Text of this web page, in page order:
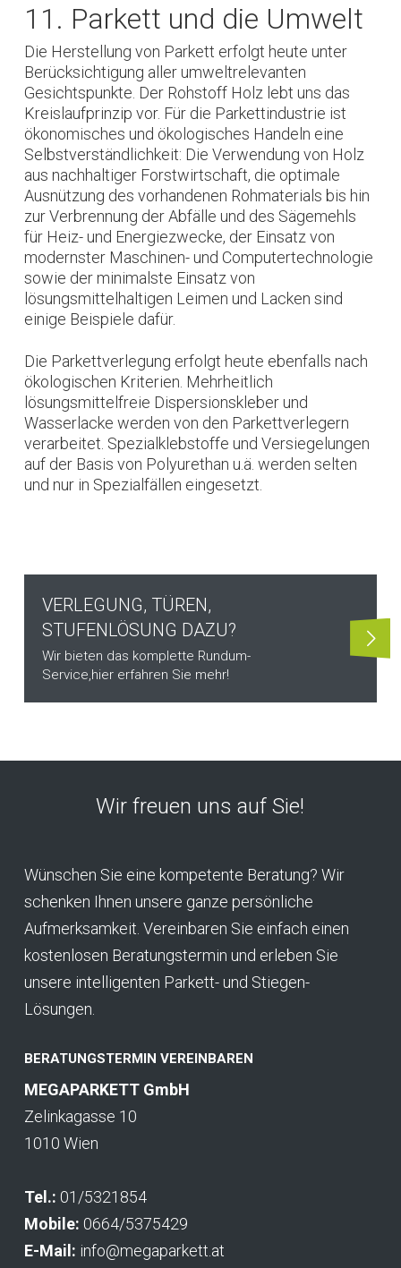
11. Parkett und die Umwelt
Die Herstellung von Parkett erfolgt heute unter
Berücksichtigung aller umweltrelevanten
Gesichtspunkte. Der Rohstoff Holz lebt uns das
Kreislaufprinzip vor. Für die Parkettindustrie ist
ökonomisches und ökologisches Handeln eine
Selbstverständlichkeit: Die Verwendung von Holz
aus nachhaltiger Forstwirtschaft, die optimale
Ausnützung des vorhandenen Rohmaterials bis hin
zur Verbrennung der Abfälle und des Sägemehls
für Heiz- und Energiezwecke, der Einsatz von
modernster Maschinen- und Computertechnologie
sowie der minimalste Einsatz von
lösungsmittelhaltigen Leimen und Lacken sind
einige Beispiele dafür.
Die Parkettverlegung erfolgt heute ebenfalls nach
ökologischen Kriterien. Mehrheitlich
lösungsmittelfreie Dispersionskleber und
Wasserlacke werden von den Parkettverlegern
verarbeitet. Spezialklebstoffe und Versiegelungen
auf der Basis von Polyurethan u.ä. werden selten
und nur in Spezialfällen eingesetzt.
VERLEGUNG, TÜREN,
STUFENLÖSUNG DAZU?
Wir bieten das komplette Rundum-
Service,hier erfahren Sie mehr!
Wir freuen uns auf Sie!
Wünschen Sie eine kompetente Beratung? Wir
schenken Ihnen unsere ganze persönliche
Aufmerksamkeit. Vereinbaren Sie einfach einen
kostenlosen Beratungstermin und erleben Sie
unsere intelligenten Parkett- und Stiegen-
Lösungen.
BERATUNGSTERMIN VEREINBAREN
MEGAPARKETT GmbH
Zelinkagasse 10
1010 Wien
Tel.: 01/5321854
Mobile: 0664/5375429
E-Mail: info@megaparkett.at